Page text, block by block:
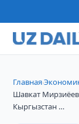
Главная›
Шавкат
Кыргызстан …